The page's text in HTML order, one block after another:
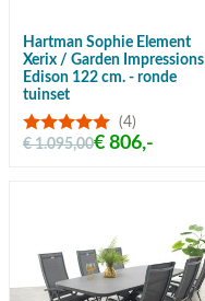
Hartman Sophie Element
Xerix / Garden Impressions
Edison 122 cm. - ronde
tuinset
(4)
€ 1.095,00€ 806,-